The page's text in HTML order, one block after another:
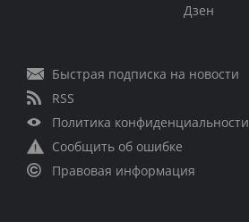
Дзен
Быстрая подписка на новости
RSS
Политика конфиденциальности
Сообщить об ошибке
Правовая информация